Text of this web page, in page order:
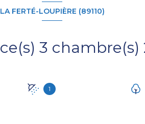
LA FERTÉ-LOUPIÈRE (89110)
1